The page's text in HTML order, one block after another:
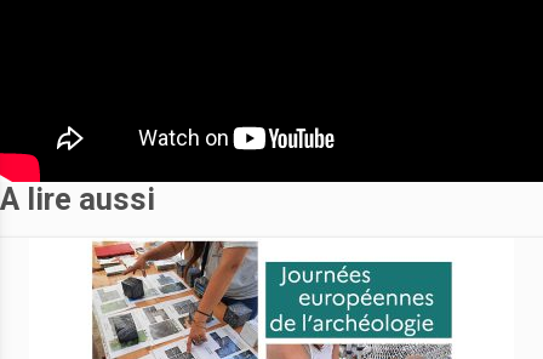
A lire aussi